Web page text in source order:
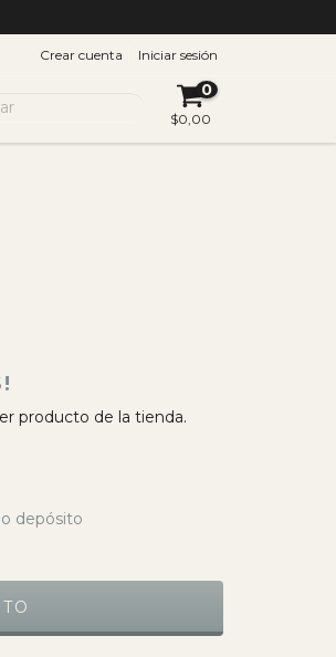
Crear cuenta Iniciar sesión
0
$0,00
producto de la tienda.
depósito